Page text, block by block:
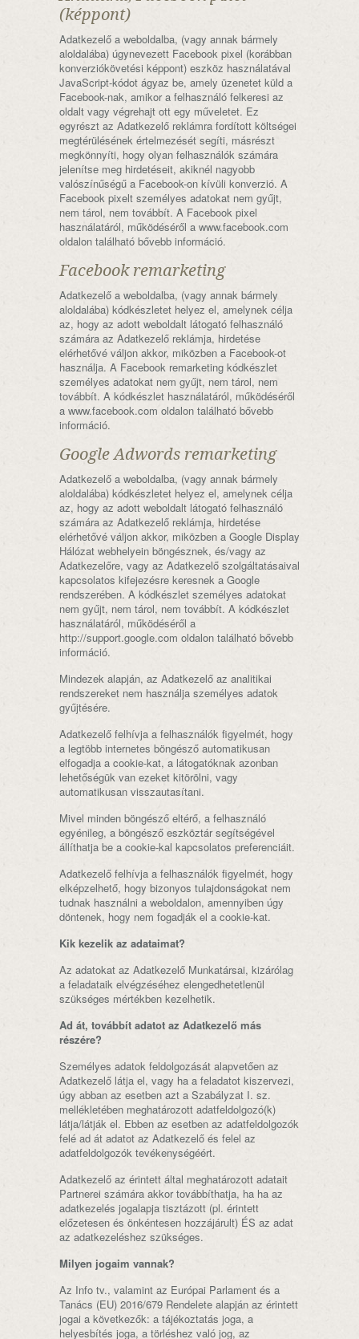
(képpont)
Adatkezelő a weboldalba, (vagy annak bármely
aloldalába) úgynevezett Facebook pixel (korábban
konverziókövetési képpont) eszköz használatával
JavaScript-kódot ágyaz be, amely üzenetet küld a
Facebook-nak, amikor a felhasználó felkeresi az
oldalt vagy végrehajt ott egy műveletet. Ez
egyrészt az Adatkezelő reklámra fordított költségei
megtérülésének értelmezését segíti, másrészt
megkönnyíti, hogy olyan felhasználók számára
jelenítse meg hirdetéseit, akiknél nagyobb
valószínűségű a Facebook-on kívüli konverzió. A
Facebook pixelt személyes adatokat nem gyűjt,
nem tárol, nem továbbít. A Facebook pixel
használatáról, működéséről a www.facebook.com
oldalon található bővebb információ.
Facebook remarketing
Adatkezelő a weboldalba, (vagy annak bármely
aloldalába) kódkészletet helyez el, amelynek célja
az, hogy az adott weboldalt látogató felhasználó
számára az Adatkezelő reklámja, hirdetése
elérhetővé váljon akkor, miközben a Facebook-ot
használja. A Facebook remarketing kódkészlet
személyes adatokat nem gyűjt, nem tárol, nem
továbbít. A kódkészlet használatáról, működéséről
a www.facebook.com oldalon található bővebb
információ.
Google Adwords remarketing
Adatkezelő a weboldalba, (vagy annak bármely
aloldalába) kódkészletet helyez el, amelynek célja
az, hogy az adott weboldalt látogató felhasználó
számára az Adatkezelő reklámja, hirdetése
elérhetővé váljon akkor, miközben a Google Display
Hálózat webhelyein böngésznek, és/vagy az
Adatkezelőre, vagy az Adatkezelő szolgáltatásaival
kapcsolatos kifejezésre keresnek a Google
rendszerében. A kódkészlet személyes adatokat
nem gyűjt, nem tárol, nem továbbít. A kódkészlet
használatáról, működéséről a
http://support.google.com oldalon található bővebb
információ.
Mindezek alapján, az Adatkezelő az analitikai
rendszereket nem használja személyes adatok
gyűjtésére.
Adatkezelő felhívja a felhasználók figyelmét, hogy
a legtöbb internetes böngésző automatikusan
elfogadja a cookie-kat, a látogatóknak azonban
lehetőségük van ezeket kitörölni, vagy
automatikusan visszautasítani.
Mivel minden böngésző eltérő, a felhasználó
egyénileg, a böngésző eszköztár segítségével
állíthatja be a cookie-kal kapcsolatos preferenciáit.
Adatkezelő felhívja a felhasználók figyelmét, hogy
elképzelhető, hogy bizonyos tulajdonságokat nem
tudnak használni a weboldalon, amennyiben úgy
döntenek, hogy nem fogadják el a cookie-kat.
Kik kezelik az adataimat?
Az adatokat az Adatkezelő Munkatársai, kizárólag
a feladataik elvégzéséhez elengedhetetlenül
szükséges mértékben kezelhetik.
Ad át, továbbít adatot az Adatkezelő más
részére?
Személyes adatok feldolgozását alapvetően az
Adatkezelő látja el, vagy ha a feladatot kiszervezi,
úgy abban az esetben azt a Szabályzat I. sz.
mellékletében meghatározott adatfeldolgozó(k)
látja/látják el. Ebben az esetben az adatfeldolgozók
felé ad át adatot az Adatkezelő és felel az
adatfeldolgozók tevékenységéért.
Adatkezelő az érintett által meghatározott adatait
Partnerei számára akkor továbbíthatja, ha ha az
adatkezelés jogalapja tisztázott (pl. érintett
előzetesen és önkéntesen hozzájárult) ÉS az adat
az adatkezeléshez szükséges.
Milyen jogaim vannak?
Az Info tv., valamint az Európai Parlament és a
Tanács (EU) 2016/679 Rendelete alapján az érintett
jogai a következők: a tájékoztatás joga, a
helyesbítés joga, a törléshez való jog, az